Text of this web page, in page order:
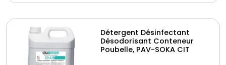
Détergent Désinfectant
Désodorisant Conteneur
Poubelle, PAV-SOKA CIT